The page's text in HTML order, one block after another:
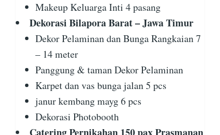
Makeup Keluarga Inti 4 pasang
Dekorasi Bilapora Barat – Jawa Timur
Dekor Pelaminan dan Bunga Rangkaian 7
– 14 meter
Panggung & taman Dekor Pelaminan
Karpet dan vas bunga jalan 5 pcs
janur kembang mayg 6 pcs
Dekorasi Photobooth